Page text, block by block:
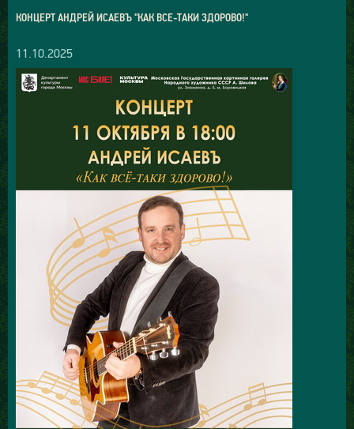
КОНЦЕРТ АНДРЕЙ ИСАЕВЪ "КАК ВСЕ-ТАКИ ЗДОРОВО!"
11.10.2025